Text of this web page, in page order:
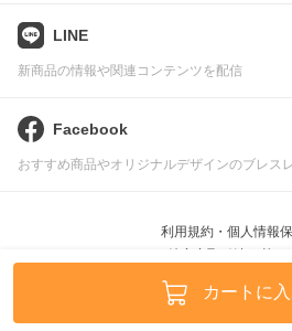
LINE
新商品の情報や関連コンテンツを配信
Facebook
おすすめ商品やオリジナルデザインのブレス
利用規約・個人情報
特定商取引法に基づ
Pascle ©